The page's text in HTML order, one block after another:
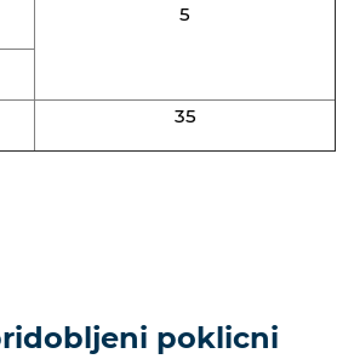
5
35
poklicni